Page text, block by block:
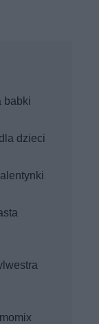
babki
dzieci